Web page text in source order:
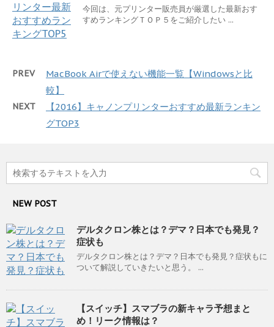
今回は、元プリンター販売員が厳選した最新おす
すめランキングＴＯＰ５をご紹介したい ...
PREV
MacBook Airで使えない機能一覧【Windowsと比
較】
NEXT
【2016】キャノンプリンターおすすめ最新ランキン
グTOP3
NEW POST
デルタクロン株とは？デマ？日本でも発見？
症状も
デルタクロン株とは？デマ？日本でも発見？症状もに
ついて解説していきたいと思う。 ...
【スイッチ】スマブラの新キャラ予想まと
め！リーク情報は？